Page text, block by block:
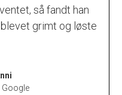
så fandt han
grimt og løste
Google